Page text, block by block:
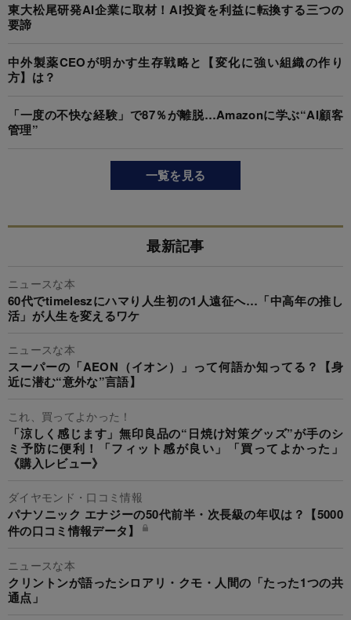
東大松尾研発AI企業に取材！AI投資を利益に転換する三つの
要諦
中外製薬CEOが明かす生存戦略と【変化に強い組織の作り
方】は？
「一度の不快な経験」で87％が離脱…Amazonに学ぶ“AI顧客
管理”
一覧を見る
最新記事
ニュースな本
60代でtimeleszにハマり人生初の1人遠征へ…「中高年の推し
活」が人生を変えるワケ
ニュースな本
スーパーの「AEON（イオン）」って何語か知ってる？【身
近に潜む“意外な”言語】
これ、買ってよかった！
「涼しく感じます」無印良品の“日焼け対策グッズ”が手のシ
ミ予防に便利！「フィット感が良い」「買ってよかった」
《購入レビュー》
ダイヤモンド・口コミ情報
パナソニック エナジーの50代前半・次長級の年収は？【5000
件の口コミ情報データ】
ニュースな本
クリントンが語ったシロアリ・クモ・人間の「たった1つの共
通点」